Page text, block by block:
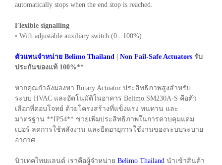
automatically stops when the end stop is reached.
Flexible signalling
• With adjustable auxiliary switch (0...100%)
ตัวแทนจำหน่าย Belimo Thailand | Non Fail-Safe Actuators รับ
ประกันของแท้ 100%**
หากคุณกำลังมองหา Rotary Actuator ประสิทธิภาพสูงสำหรับ
ระบบ HVAC และอัตโนมัติในอาคาร Belimo SM230A-S คือตัว
เลือกที่ตอบโจทย์ ด้วยโครงสร้างที่แข็งแรง ทนทาน และ
มาตรฐาน **IP54** ช่วยเพิ่มประสิทธิภาพในการควบคุมแดม
เปอร์ ลดการใช้พลังงาน และยืดอายุการใช้งานของระบบระบาย
อากาศ
นิวเทคไทยแลนด์ เราคือผู้จำหน่าย Belimo Thailand นำเข้าสินค้า